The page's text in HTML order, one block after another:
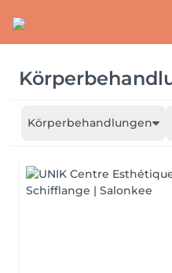
Körperbehandlungen